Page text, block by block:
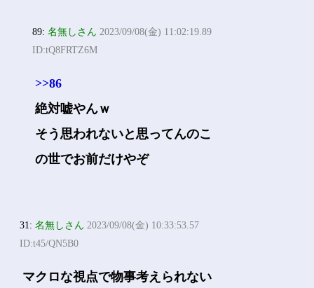
89:名無しさん 2023/09/08(金) 11:02:19.89
ID:tQ8FRTZ6M
>>86
絶対嘘やんｗ
そう思われないと思ってんのこ
の世でお前だけやぞ
31:名無しさん 2023/09/08(金) 10:33:53.57
ID:t45/QN5B0
マクロな視点で物事考えられない